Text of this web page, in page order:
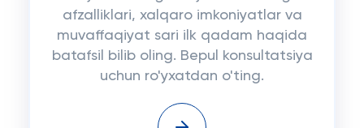
afzalliklari, xalqaro imkoniyatlar va
muvaffaqiyat sari ilk qadam haqida
batafsil bilib oling. Bepul konsultatsiya
uchun ro'yxatdan o'ting.